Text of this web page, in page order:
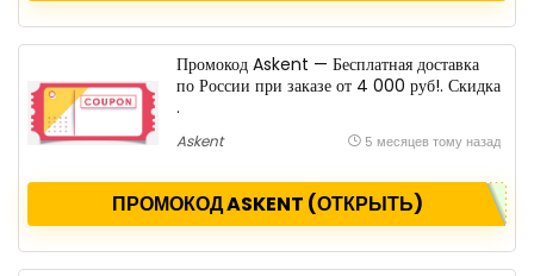
Промокод Askent — Бесплатная доставка
по России при заказе от 4 000 руб!. Скидка
.
Askent 5 месяцев тому назад
ПРОМОКОД ASKENT (ОТКРЫТЬ)